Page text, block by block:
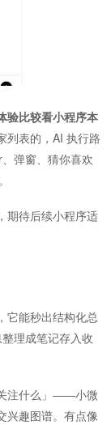
验比较看小程序本
列表的，AI 执行路
弹窗、猜你喜欢
期待后续小程序适
它能秒出结构化总
理成笔记存入收
注什么」——小微
兴趣图谱。有点像